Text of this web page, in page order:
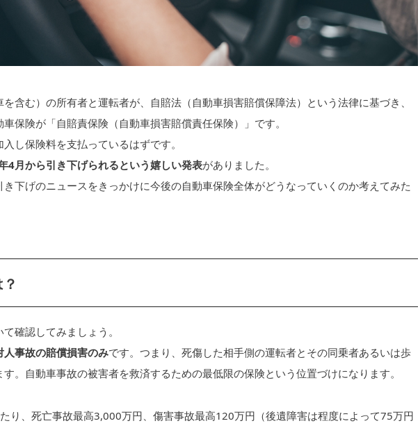
含む）の所有者と運転者が、自賠法（自動車損害賠償保障法）という法律に基づき、
保険が「自賠責保険（自動車損害賠償責任保険）」です。
し保険料を支払っているはずです。
4月から引き下げられるという嬉しい発表がありました。
下げのニュースをきっかけに今後の自動車保険全体がどうなっていくのか考えてみた
確認してみましょう。
人事故の賠償損害のみです。つまり、死傷した相手側の運転者とその同乗者あるいは歩
。自動車事故の被害者を救済するための最低限の保険という位置づけになります。
り、死亡事故最高3,000万円、傷害事故最高120万円（後遺障害は程度によって75万円